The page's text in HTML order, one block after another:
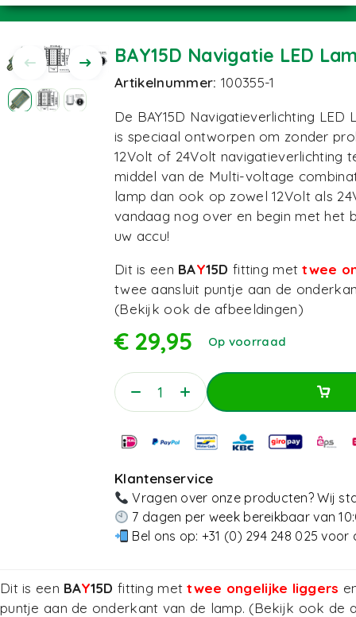
BAY15D Navigatie LED
Artikelnummer:100355-1
De BAY15D Navigatieverlichting LED
is speciaal ontworpen om zonder
12Volt of 24Volt navigatieverlichting
middel van de Multi-voltage
lamp dan ook op zowel 12Volt als
vandaag nog over en begin met het
uw accu!
Dit is een BAY15D fitting mettwee
twee aansluit puntje aan de
(Bekijk ook de afbeeldingen)
€29,95 Op voorraad
Toevoegen Aan
Klantenservice
Vragen over onze producten? Wij
7 dagen per week bereikbaar van
Bel ons op: +31 (0) 294 248 025 voor
Dit is een BAY15D fitting mettwee ongelijke liggers
puntje aan de onderkant van de lamp. (Bekijk ook de